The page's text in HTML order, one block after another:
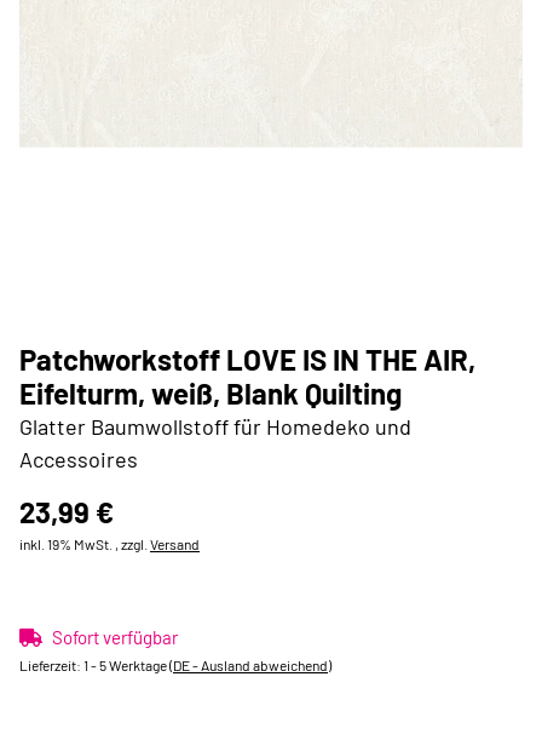
Patchworkstoff LOVE IS IN THE AIR,
Eifelturm, weiß, Blank Quilting
Glatter Baumwollstoff für Homedeko und
Accessoires
23,99 €
inkl. 19% MwSt. , zzgl. Versand
Sofort verfügbar
Lieferzeit: 1 - 5 Werktage(DE - Ausland abweichend)